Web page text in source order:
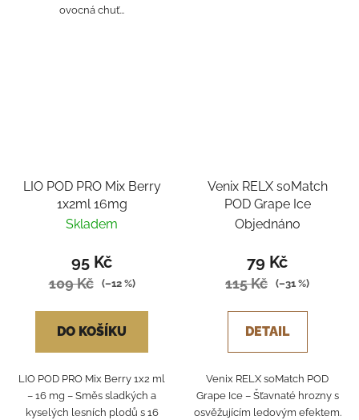
ovocná chuť...
LIO POD PRO Mix Berry
1x2ml 16mg
Skladem
95 Kč
109 Kč (–12 %)
DO KOŠÍKU
LIO POD PRO Mix Berry 1x2 ml
– 16 mg – Směs sladkých a
kyselých lesních plodů s 16
Venix RELX soMatch
POD Grape Ice
Objednáno
79 Kč
115 Kč (–31 %)
DETAIL
Venix RELX soMatch POD
Grape Ice – Šťavnaté hrozny s
osvěžujícím ledovým efektem.